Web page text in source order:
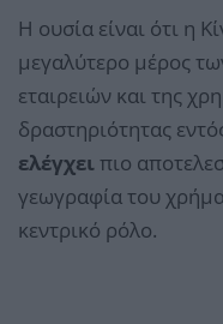
Η ουσία είναι ότι η
μεγαλύτερο μέρος
εταιρειών και της
δραστηριότητας
ελέγχειπιο
γεωγραφία του
κεντρικό ρόλο.